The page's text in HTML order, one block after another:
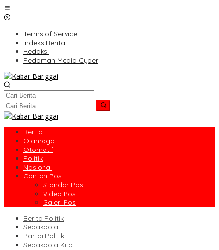
Lewati
ke
Terms of Service
Indeks Berita
Redaksi
Pedoman Media Cyber
Berita
Olahraga
Otomatif
Politik
Nasional
Contoh Pos
Standar Pos
Video Pos
Galeri Pos
Berita Politik
Sepakbola
Partai Politik
Sepakbola Kita